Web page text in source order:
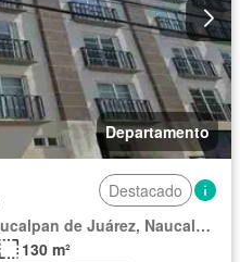
Departamento
Destacado
Lomas de Tecamachalco, Naucalpan de Juárez, Naucalpan de Juárez
130 m²